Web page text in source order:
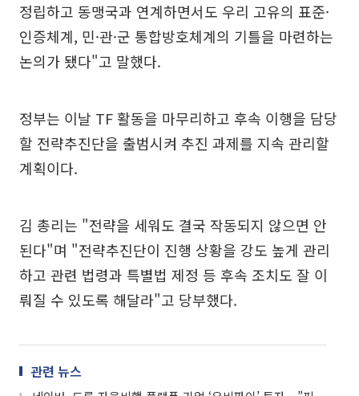
정립하고 동맹국과 연계하면서도 우리 고유의 표준·
인증체계, 민·관·군 통합방호체계의 기틀을 마련하는
논의가 됐다"고 말했다.
정부는 이날 TF 활동을 마무리하고 후속 이행을 담당
할 전략추진단을 출범시켜 추진 과제를 지속 관리할
계획이다.
김 총리는 "전략을 세워도 결국 작동되지 않으면 안
된다"며 "전략추진단이 진행 상황을 강도 높게 관리
하고 관련 법령과 특별법 제정 등 후속 조치도 잘 이
뤄질 수 있도록 해달라"고 당부했다.
관련 뉴스